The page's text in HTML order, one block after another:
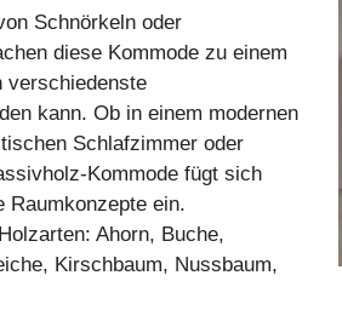
Schnörkeln oder
diese Kommode zu einem
verschiedenste
kann. Ob in einem modernen
Schlafzimmer oder
Kommode fügt sich
Raumkonzepte ein.
Ahorn, Buche,
Kirschbaum, Nussbaum,